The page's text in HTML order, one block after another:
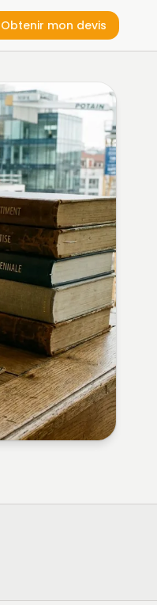
Obtenir mon devis